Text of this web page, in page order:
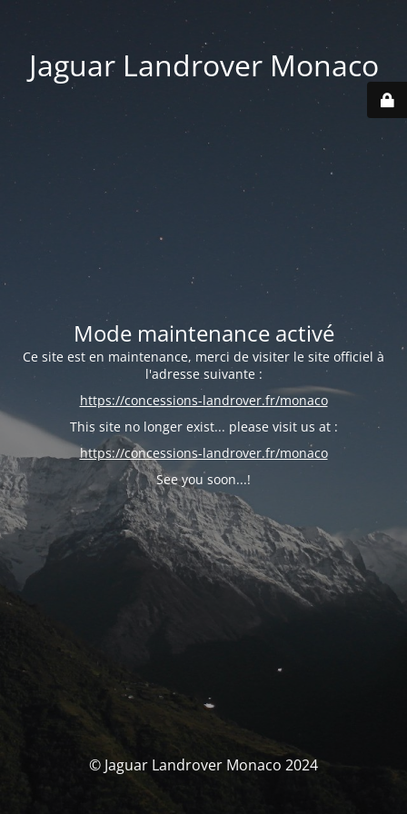
Jaguar Landrover Monaco
Mode maintenance activé
Ce site est en maintenance, merci de visiter le site officiel à
l'adresse suivante :
https://concessions-landrover.fr/monaco
This site no longer exist... please visit us at :
https://concessions-landrover.fr/monaco
See you soon...!
© Jaguar Landrover Monaco 2024